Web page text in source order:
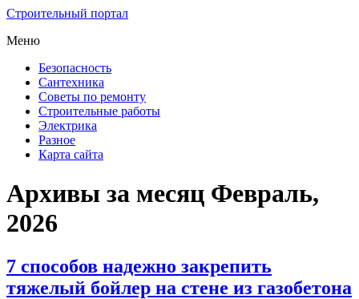
Строительный портал
Меню
Безопасность
Сантехника
Советы по ремонту
Строительные работы
Электрика
Разное
Карта сайта
Архивы за месяц Февраль,
2026
7 способов надежно закрепить
тяжелый бойлер на стене из газобетона